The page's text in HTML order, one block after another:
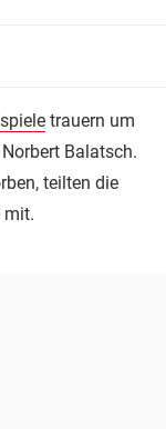
trauern um
Balatsch.
teilten die
mit.